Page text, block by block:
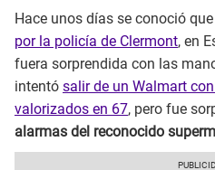
Hace unos días se conoció
por la policía de Clermont, en
fuera sorprendida con las
intentó salir de un Walmart
valorizados en 67, pero fue
alarmas del reconocido